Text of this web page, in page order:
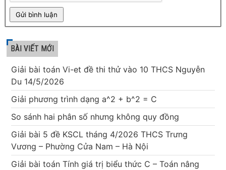
BÀI VIẾT MỚI
Giải bài toán Vi-et đề thi thử vào 10 THCS Nguyễn
Du 14/5/2026
Giải phương trình dạng a^2 + b^2 = C
So sánh hai phân số nhưng không quy đồng
Giải bài 5 đề KSCL tháng 4/2026 THCS Trưng
Vương – Phường Cửa Nam – Hà Nội
Giải bài toán Tính giá trị biểu thức C – Toán nâng